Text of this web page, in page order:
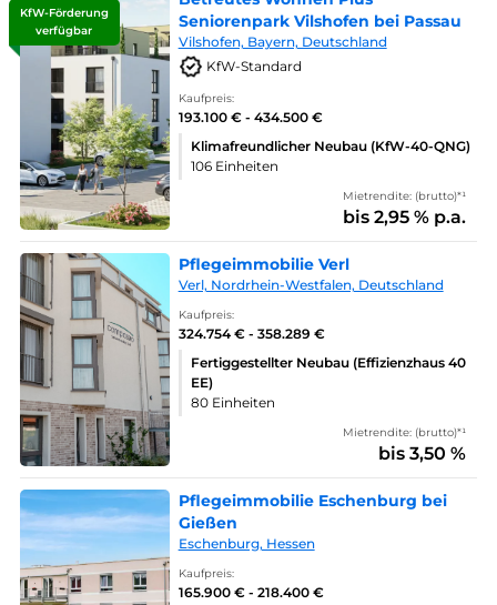
KfW-Förderung
verfügbar
Seniorenpark Vilshofen bei Passau
Vilshofen, Bayern, Deutschland
KfW-Standard
Kaufpreis:
193.100 € - 434.500 €
Klimafreundlicher Neubau (KfW-40-QNG)
106 Einheiten
Mietrendite: (brutto)*¹
bis 2,95 % p.a.
Pflegeimmobilie Verl
Verl, Nordrhein-Westfalen, Deutschland
Kaufpreis:
324.754 € - 358.289 €
Fertiggestellter Neubau (Effizienzhaus 40
EE)
80 Einheiten
Mietrendite: (brutto)*¹
bis 3,50 %
Pflegeimmobilie Eschenburg bei
Gießen
Eschenburg, Hessen
Kaufpreis:
165.900 € - 218.400 €